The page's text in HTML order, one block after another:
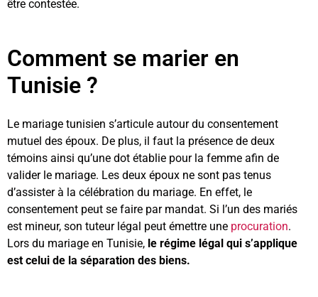
être contestée.
Comment se marier en
Tunisie ?
Le mariage tunisien s’articule autour du consentement
mutuel des époux. De plus, il faut la présence de deux
témoins ainsi qu’une dot établie pour la femme afin de
valider le mariage. Les deux époux ne sont pas tenus
d’assister à la célébration du mariage. En effet, le
consentement peut se faire par mandat. Si l’un des mariés
est mineur, son tuteur légal peut émettre une procuration.
Lors du mariage en Tunisie, le régime légal qui s’applique
est celui de la séparation des biens.